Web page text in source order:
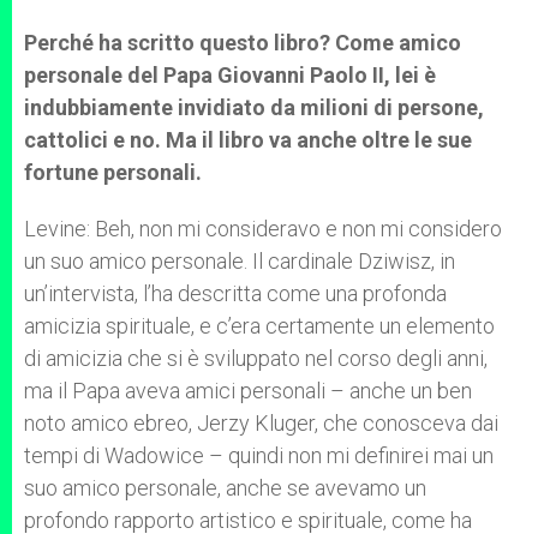
Perché ha scritto questo libro? Come amico
personale del Papa Giovanni Paolo II, lei è
indubbiamente invidiato da milioni di persone,
cattolici e no. Ma il libro va anche oltre le sue
fortune personali.
Levine: Beh, non mi consideravo e non mi considero
un suo amico personale. Il cardinale Dziwisz, in
un’intervista, l’ha descritta come una profonda
amicizia spirituale, e c’era certamente un elemento
di amicizia che si è sviluppato nel corso degli anni,
ma il Papa aveva amici personali – anche un ben
noto amico ebreo, Jerzy Kluger, che conosceva dai
tempi di Wadowice – quindi non mi definirei mai un
suo amico personale, anche se avevamo un
profondo rapporto artistico e spirituale, come ha